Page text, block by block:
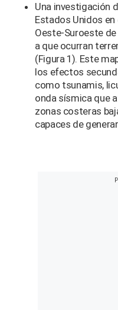
Una investigación
Estados Unidos en
Oeste-Suroeste
a que ocurran
(Figura 1). Este
los efectos
como tsunamis,
onda sísmica que
zonas costeras
capaces de